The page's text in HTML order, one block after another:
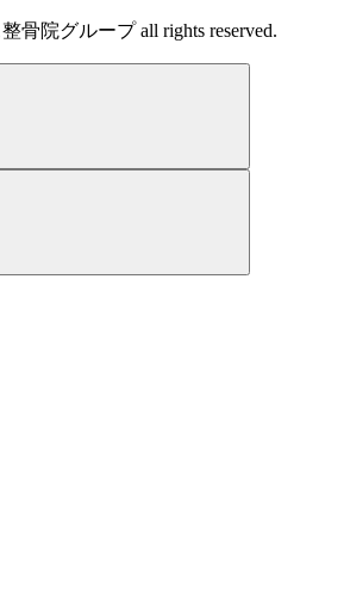
骨院グループ all rights reserved.